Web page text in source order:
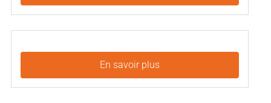
En savoir plus